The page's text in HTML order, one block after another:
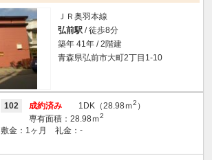
ＪＲ奥羽本線
弘前駅 / 徒歩8分
築年 41年 / 2階建
青森県弘前市大町2丁目1-10
102 成約済み 1DK（28.98ｍ2 ）
専有面積：28.98ｍ2
敷金：1ヶ月 礼金：-